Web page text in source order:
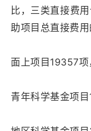
比，三类直接费
助项目总直接费
面上项目19357项
青年科学基金项